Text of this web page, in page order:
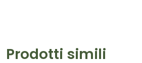
Prodotti simili